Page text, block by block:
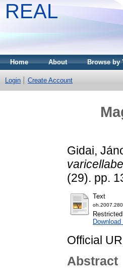
REAL
Home About Browse by
Login Create Account
Gidai,
(29). pp.
Text
Official
Abstract